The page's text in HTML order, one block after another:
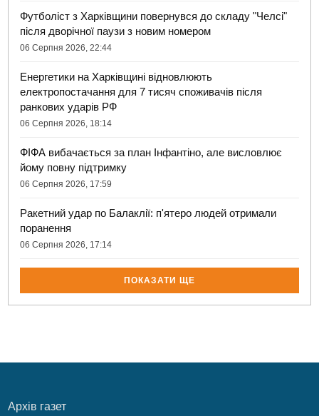
Футболіст з Харківщини повернувся до складу "Челсі"
після дворічної паузи з новим номером
06 Серпня 2026, 22:44
Енергетики на Харківщині відновлюють
електропостачання для 7 тисяч споживачів після
ранкових ударів РФ
06 Серпня 2026, 18:14
ФІФА вибачається за план Інфантіно, але висловлює
йому повну підтримку
06 Серпня 2026, 17:59
Ракетний удар по Балаклії: п'ятеро людей отримали
поранення
06 Серпня 2026, 17:14
ПОКАЗАТИ ЩЕ
Архів газет